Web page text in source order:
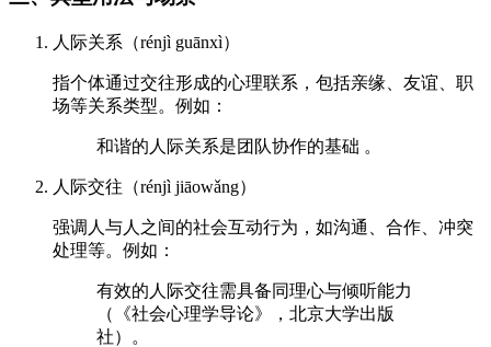
人际关系（rénjì guānxì）
指个体通过交往形成的心理联系，包括亲缘、友谊、职
场等关系类型。例如：
和谐的人际关系是团队协作的基础 。
人际交往（rénjì jiāowǎng）
强调人与人之间的社会互动行为，如沟通、合作、冲突
处理等。例如：
有效的人际交往需具备同理心与倾听能力
（《社会心理学导论》，北京大学出版
社）。